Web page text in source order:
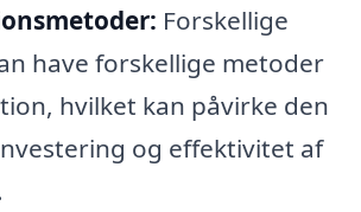
Forskellige
have forskellige metoder
hvilket kan påvirke den
og effektivitet af